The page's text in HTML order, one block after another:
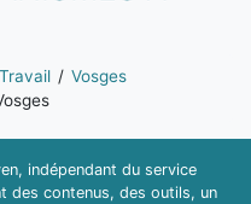
Vosges
indépendant du service
des contenus, des outils, un